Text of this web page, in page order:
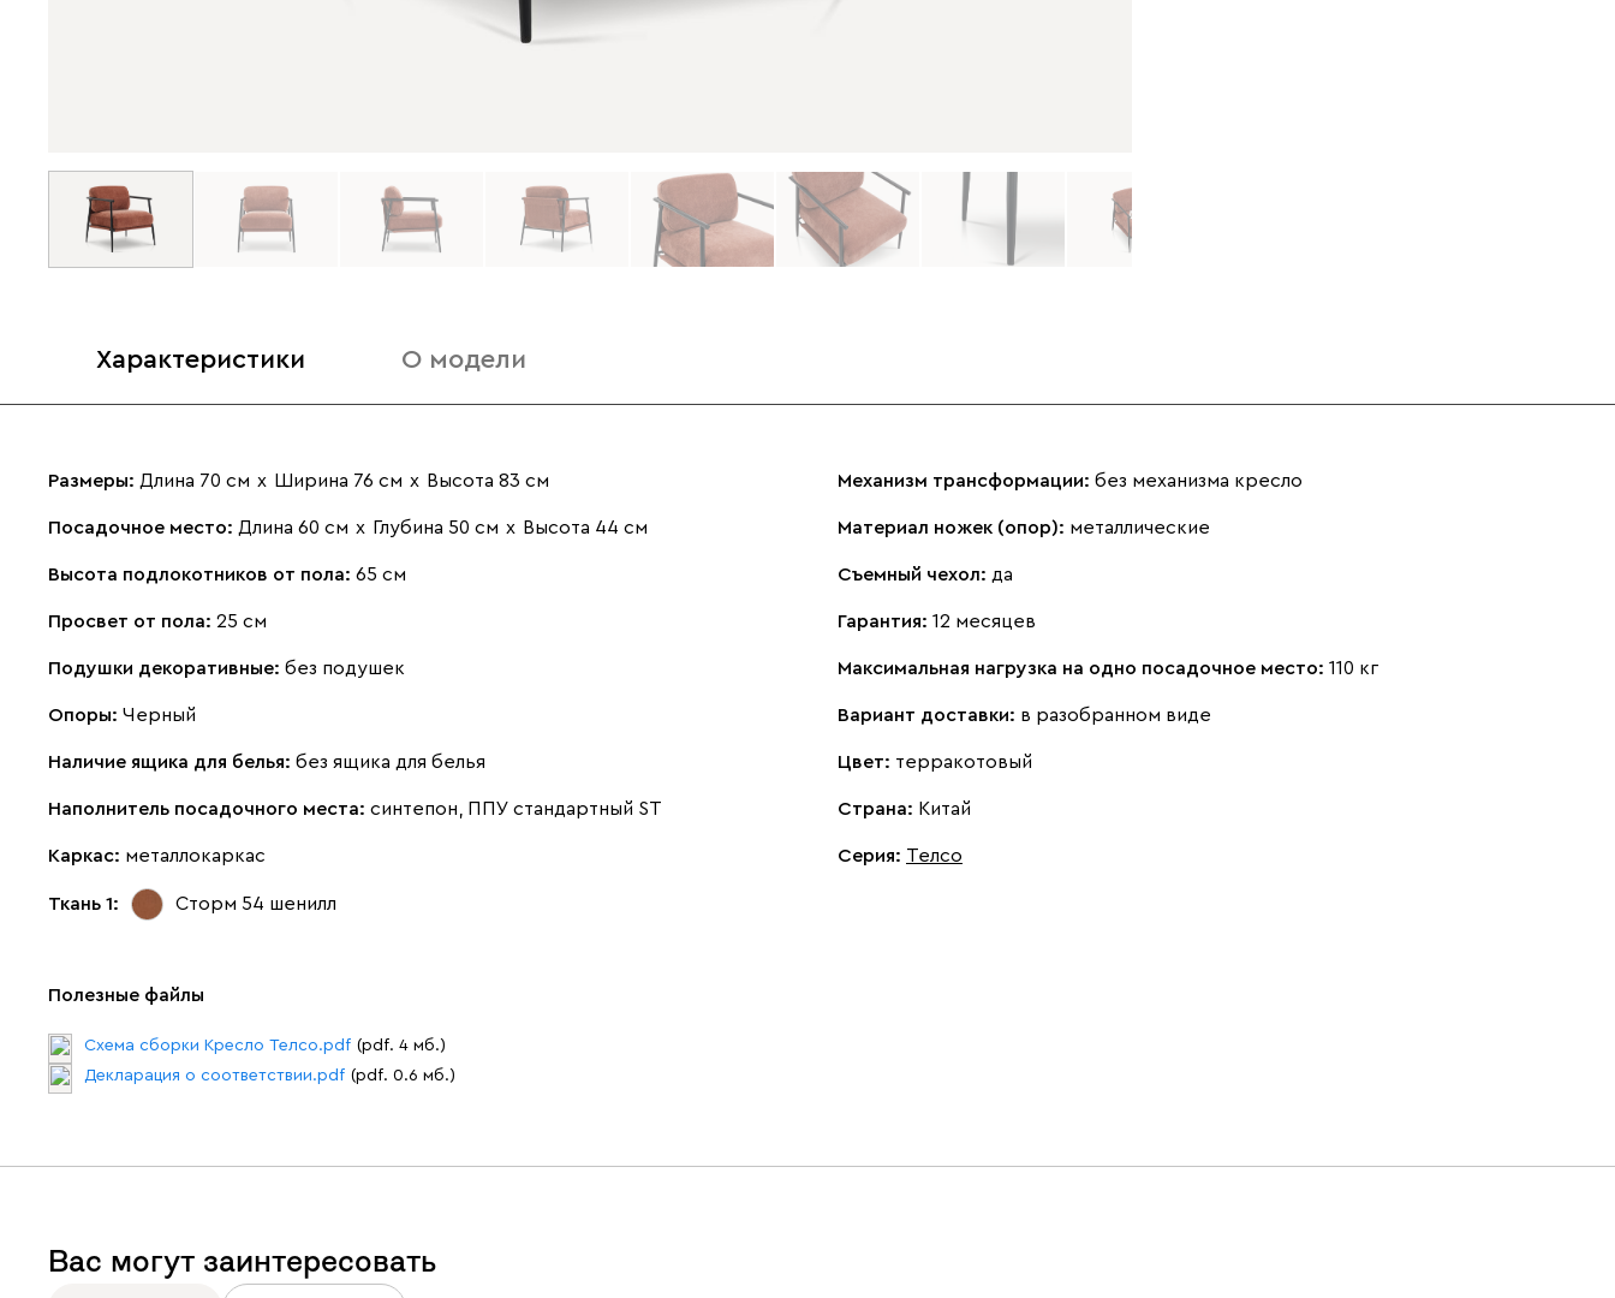
Характеристики О модели
Размеры: Длина 70 см х Ширина 76 см х Высота 83 см
Посадочное место: Длина 60 см х Глубина 50 см х Высота 44 см
Высота подлокотников от пола: 65 см
Просвет от пола: 25 см
Подушки декоративные: без подушек
Опоры: Черный
Наличие ящика для белья: без ящика для белья
Наполнитель посадочного места: синтепон, ППУ стандартный ST
Каркас: металлокаркас
Ткань 1: Сторм 54 шенилл
Механизм трансформации: без механизма кресло
Материал ножек (опор): металлические
Съемный чехол: да
Гарантия: 12 месяцев
Максимальная нагрузка на одно посадочное место: 110 кг
Вариант доставки: в разобранном виде
Цвет: терракотовый
Страна: Китай
Серия: Телсо
Полезные файлы
Схема сборки Кресло Телсо.pdf (pdf. 4 мб.)
Декларация о соответствии.pdf (pdf. 0.6 мб.)
Вас могут заинтересовать